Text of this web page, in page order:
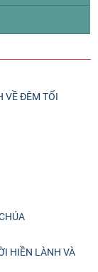
VỀ ĐÊM TỐI
HIỀN LÀNH VÀ